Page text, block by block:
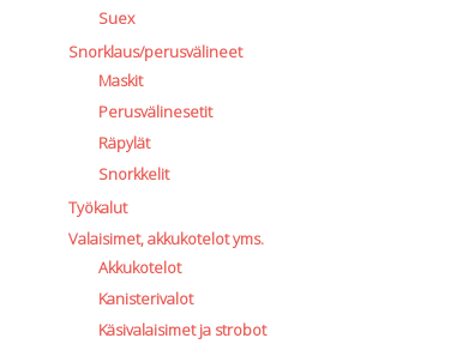
Suex
Snorklaus/perusvälineet
Maskit
Perusvälinesetit
Räpylät
Snorkkelit
Työkalut
Valaisimet, akkukotelot yms.
Akkukotelot
Kanisterivalot
Käsivalaisimet ja strobot